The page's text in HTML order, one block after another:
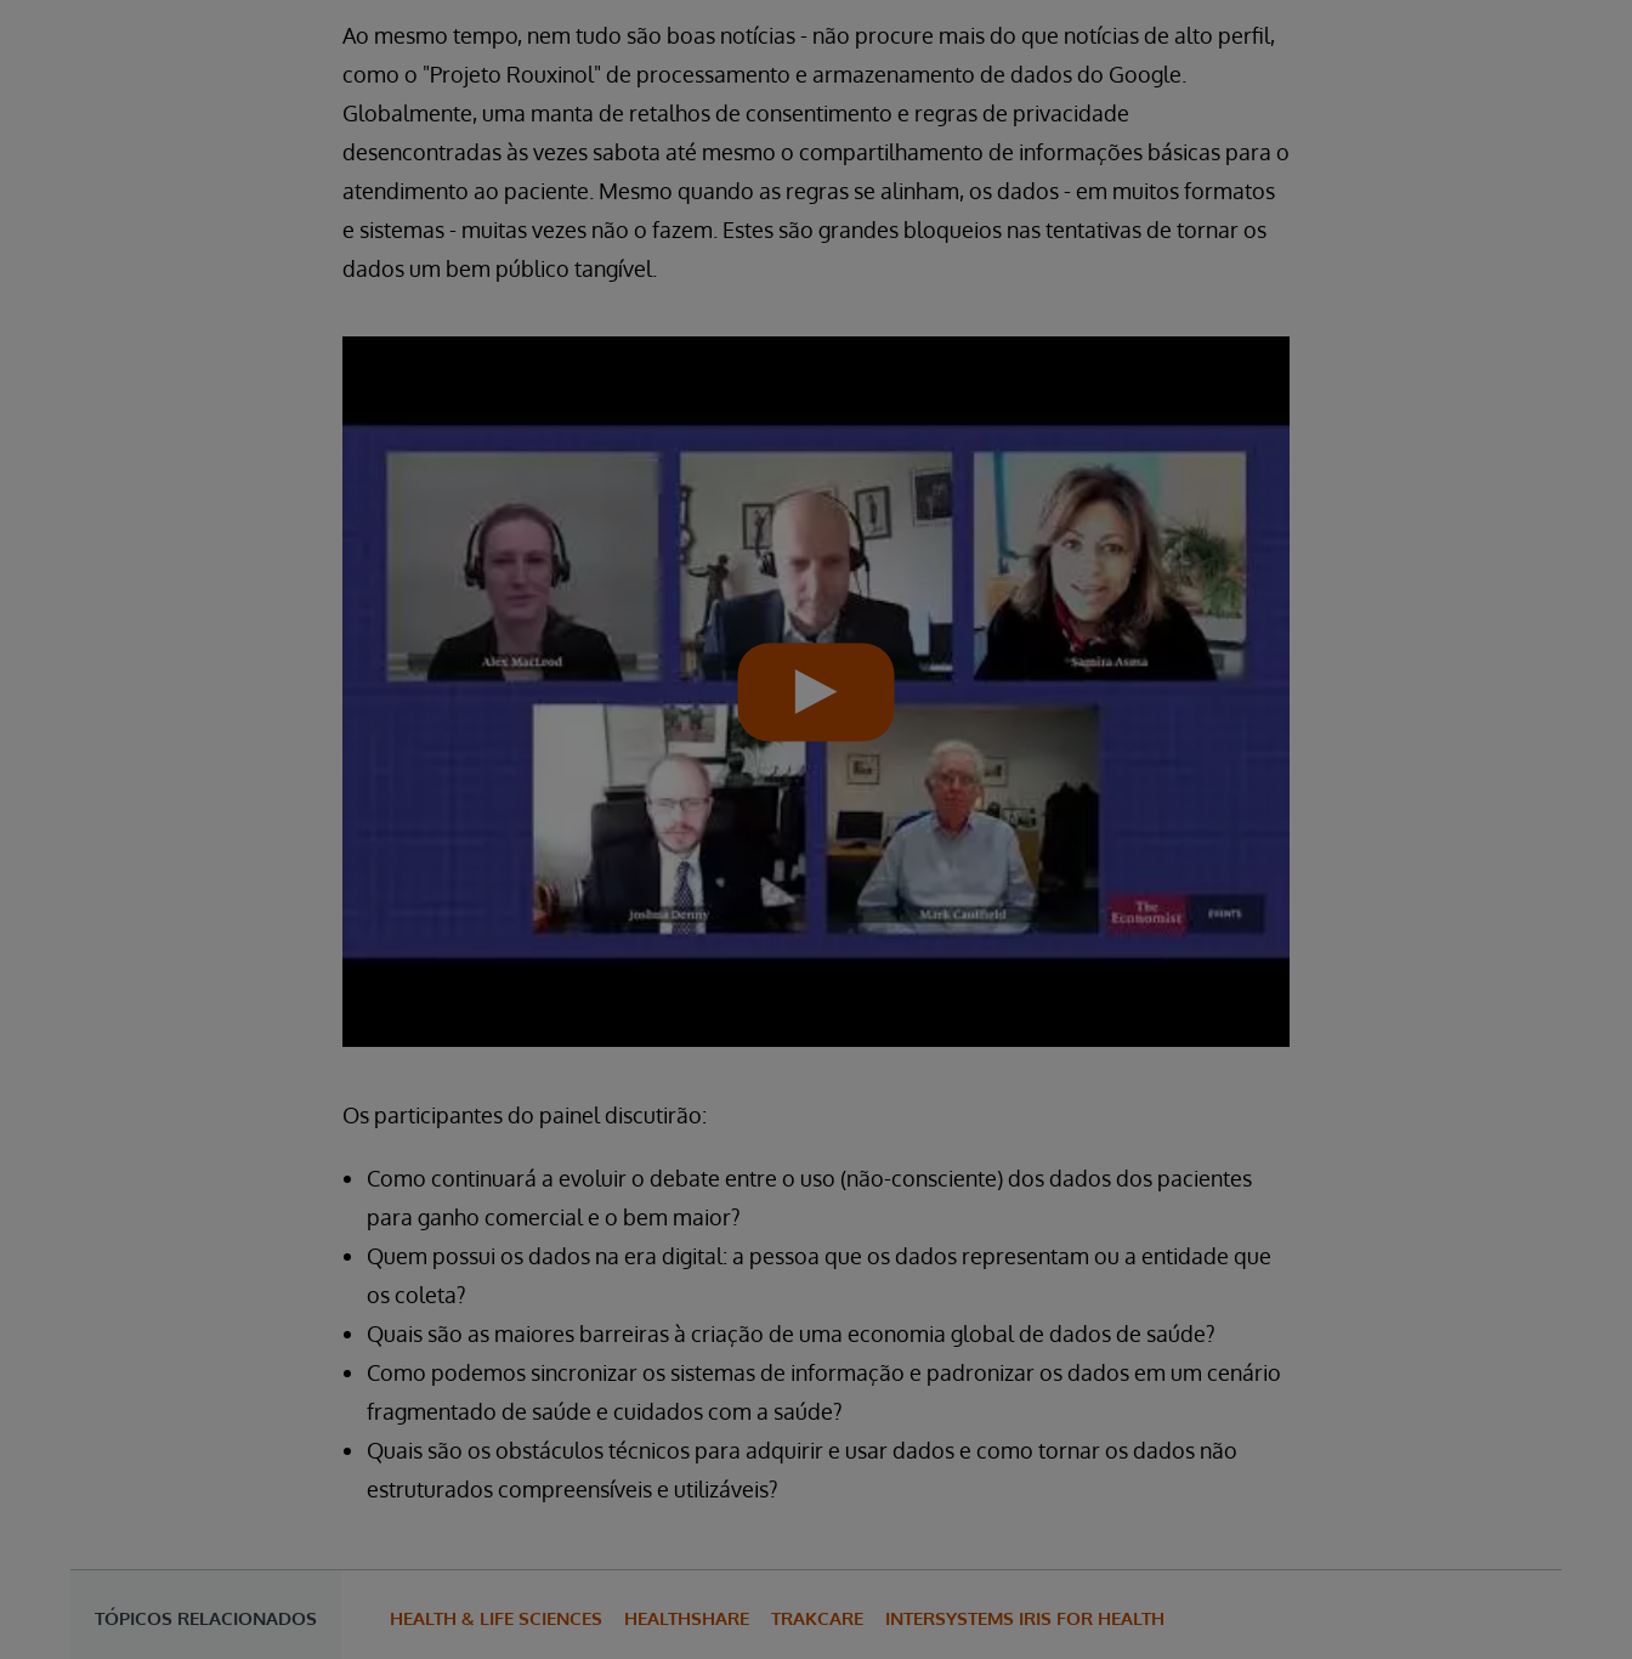
Ao mesmo tempo, nem tudo são boas notícias - não procure mais do que notícias de alto perfil,
como o "Projeto Rouxinol" de processamento e armazenamento de dados do Google.
Globalmente, uma manta de retalhos de consentimento e regras de privacidade
desencontradas às vezes sabota até mesmo o compartilhamento de informações básicas para o
atendimento ao paciente. Mesmo quando as regras se alinham, os dados - em muitos formatos
e sistemas - muitas vezes não o fazem. Estes são grandes bloqueios nas tentativas de tornar os
dados um bem público tangível.
Os participantes do painel discutirão:
Como continuará a evoluir o debate entre o uso (não-consciente) dos dados dos pacientes
para ganho comercial e o bem maior?
Quem possui os dados na era digital: a pessoa que os dados representam ou a entidade que
os coleta?
Quais são as maiores barreiras à criação de uma economia global de dados de saúde?
Como podemos sincronizar os sistemas de informação e padronizar os dados em um cenário
fragmentado de saúde e cuidados com a saúde?
Quais são os obstáculos técnicos para adquirir e usar dados e como tornar os dados não
estruturados compreensíveis e utilizáveis?
TÓPICOS RELACIONADOS HEALTH & LIFE SCIENCES HEALTHSHARE TRAKCARE INTERSYSTEMS IRIS FOR HEALTH